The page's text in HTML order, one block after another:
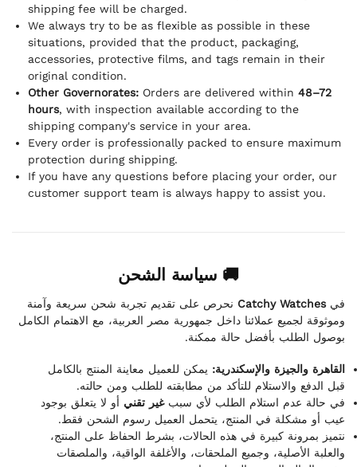
shipping fee will be charged.
We always try to be as flexible as possible in these
situations, provided that the product, packaging,
accessories, protective films, and tags remain in their
original condition.
Other Governorates: Orders are delivered within 48–72
hours, with inspection available according to the
shipping company's service in your area.
Every order is professionally packed to ensure maximum
protection during shipping.
If you have any questions before placing your order, our
customer support team is always happy to assist you.
🚚 سياسة الشحن
فيCatchy Watches نحرص على تقديم تجربة شحن سريعة وآمنة
وموثوقة لجميع عملائنا داخل جمهورية مصر العربية، مع الاهتمام الكامل
بوصول الطلب بأفضل حالة ممكنة.
القاهرة والجيزة والإسكندرية: يمكن للعميل معاينة المنتج بالكامل
قبل الدفع والاستلام للتأكد من مطابقته للطلب ومن حالته.
في حالة عدم استلام الطلب لأي سببغير تقني أو لا يتعلق بوجود
عيب أو مشكلة في المنتج، يتحمل العميل رسوم الشحن فقط.
نتميز بمرونة كبيرة في هذه الحالات، بشرط الحفاظ على المنتج،
والعلبة الأصلية، وجميع الملحقات، والأغلفة الواقية، والملصقات